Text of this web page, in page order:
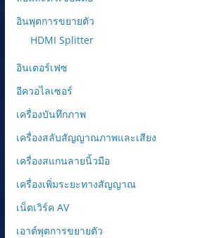
อินพุตการขยายตัว
HDMI Splitter
อินเตอร์เฟซ
อีควอไลเซอร์
เครื่องบันทึกภาพ
เครื่องสลับสัญญาณภาพและเสียง
เครื่องสแกนลายนิ้วมือ
เครื่องเพิ่มระยะทางสัญญาณ
เน็ตเวิร์ค AV
เอาต์พุตการขยายตัว